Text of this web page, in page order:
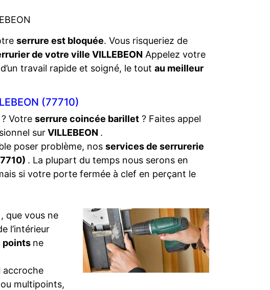
serrure est bloquée. Vous risqueriez de
de votre ville VILLEBEON Appelez votre
travail rapide et soigné, le tout au meilleur
(77710)
Votre serrure coincée barillet ? Faites appel
surVILLEBEON .
poser problème, nos services de serrurerie
. La plupart du temps nous serons en
si votre porte fermée à clef en perçant le
, que vous ne
l’intérieur
points ne
accroche
multipoints,